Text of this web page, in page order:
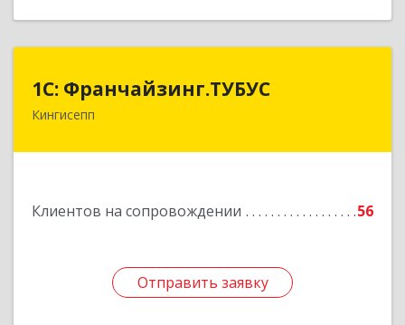
1С: Франчайзинг.ТУБУС
Кингисепп
Клиентов на сопровождении 56
Отправить заявку
1С: Франчайзинг.ТУБУС
Отправить заявку